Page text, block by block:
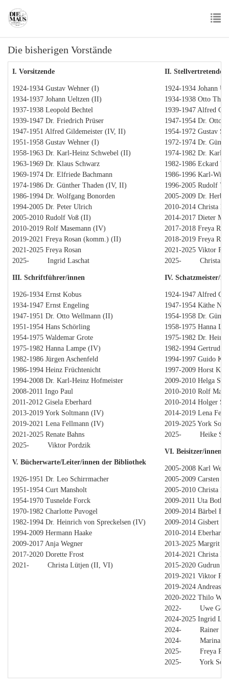
main
Die bisherigen Vorstände
I. Vorsitzende
1924-1934 Gustav Wehner (I)
1934-1937 Johann Ueltzen (II)
1937-1938 Leopold Bechtel
1939-1947 Dr. Friedrich Prüser
1947-1951 Alfred Gildemeister (IV, II)
1951-1958 Gustav Wehner (I)
1958-1963 Dr. Karl-Heinz Schwebel (II)
1963-1969 Dr. Klaus Schwarz
1969-1974 Dr. Elfriede Bachmann
1974-1986 Dr. Günther Thaden (IV, II)
1986-1994 Dr. Wolfgang Bonorden
1994-2005 Dr. Peter Ulrich
2005-2010 Rudolf Voß (II)
2010-2019 Rolf Masemann (IV)
2019-2021 Freya Rosan (komm.) (II)
2021-2025 Freya Rosan
2025- Ingrid Laschat
III. Schriftführer/innen
1926-1934 Ernst Kobus
1934-1947 Ernst Engeling
1947-1951 Dr. Otto Wellmann (II)
1951-1954 Hans Schörling
1954-1975 Waldemar Grote
1975-1982 Hanna Lampe (IV)
1982-1986 Jürgen Aschenfeld
1986-1994 Heinz Früchtenicht
1994-2008 Dr. Karl-Heinz Hofmeister
2008-2011 Ingo Paul
2011-2012 Gisela Eberhard
2013-2019 York Soltmann (IV)
2019-2021 Lena Fellmann (IV)
2021-2025 Renate Bahns
2025- Viktor Pordzik
V. Bücherwarte/Leiter/innen der Bibliothek
1926-1951 Dr. Leo Schirrmacher
1951-1954 Curt Mansholt
1954-1970 Tusnelde Forck
1970-1982 Charlotte Puvogel
1982-1994 Dr. Heinrich von Spreckelsen (IV)
1994-2009 Hermann Haake
2009-2017 Anja Wegner
2017-2020 Dorette Frost
2021- Christa Lütjen (II, VI)
II. Stellvertretende
1924-1934 Johann
1934-1938 Otto
1939-1947 Alfred
1947-1954 Dr. Otto
1954-1972 Gustav
1972-1974 Dr.
1974-1982 Dr. Karl-
1982-1986 Eckard
1986-1996 Karl-
1996-2005 Rudolf
2005-2009 Dr.
2010-2014 Christa
2014-2017 Dieter
2017-2018 Freya
2018-2019 Freya
2021-2025 Viktor
2025- Christa
IV. Schatzmeister/
1924-1947 Alfred
1947-1954 Käthe
1954-1958 Dr.
1958-1975 Hanna
1975-1982 Dr.
1982-1994 Gertrud
1994-1997 Guido
1997-2009 Horst
2009-2010 Helga
2010-2010 Rolf
2010-2014 Holger
2014-2019 Lena
2019-2025 York
2025- Heike
VI. Beisitzer/innen
2005-2008 Karl
2005-2009 Carsten
2005-2010 Christa
2009-2011 Uta Bothe
2009-2014 Bärbel
2009-2014 Gisbert
2010-2014 Eberhard
2013-2025 Margrit
2014-2021 Christa
2015-2020 Gudrun
2019-2021 Viktor
2019-2024 Andreas
2020-2022 Thilo
2022- Uwe
2024-2025 Ingrid
2024- Rainer
2024- Marina
2025- Freya
2025- York